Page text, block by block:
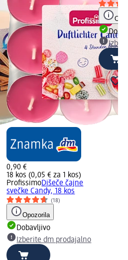
0,90 €
18 kos (0,05 € za 1 kos)
ProfissimoDišeče čajne
svečke Candy, 18 kos
(18)
Opozorila
Dobavljivo
Izberite dm prodajalno